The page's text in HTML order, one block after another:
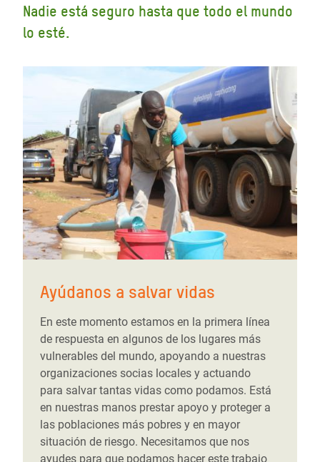
Nadie está seguro hasta que todo el mundo
lo esté.
Ayúdanos a salvar vidas
En este momento estamos en la primera línea
de respuesta en algunos de los lugares más
vulnerables del mundo, apoyando a nuestras
organizaciones socias locales y actuando
para salvar tantas vidas como podamos. Está
en nuestras manos prestar apoyo y proteger a
las poblaciones más pobres y en mayor
situación de riesgo. Necesitamos que nos
ayudes para que podamos hacer este trabajo